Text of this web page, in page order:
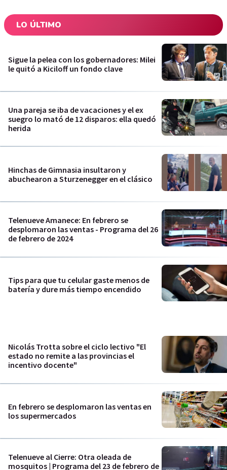
LO ÚLTIMO
Sigue la pelea con los gobernadores: Milei
le quitó a Kiciloff un fondo clave
Una pareja se iba de vacaciones y el ex
suegro lo mató de 12 disparos: ella quedó
herida
Hinchas de Gimnasia insultaron y
abuchearon a Sturzenegger en el clásico
Telenueve Amanece: En febrero se
desplomaron las ventas - Programa del 26
de febrero de 2024
Tips para que tu celular gaste menos de
batería y dure más tiempo encendido
Nicolás Trotta sobre el ciclo lectivo "El
estado no remite a las provincias el
incentivo docente"
En febrero se desplomaron las ventas en
los supermercados
Telenueve al Cierre: Otra oleada de
mosquitos | Programa del 23 de febrero de